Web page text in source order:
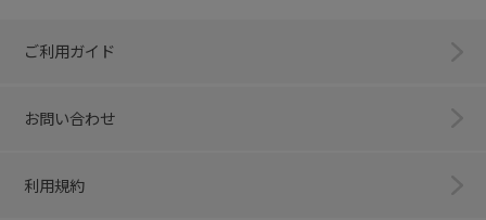
ご利用ガイド
お問い合わせ
利用規約